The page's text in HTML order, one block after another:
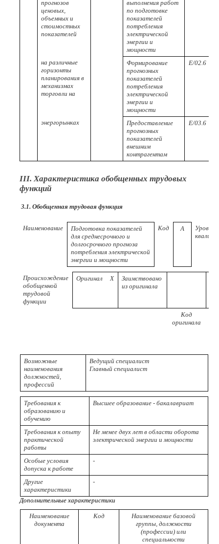
прогнозов
ценовых,
объемных и
стоимостных
показателей
выполнения работ
по подготовке
показателей
потребления
электрической
энергии и
мощности
на различные
горизонты
планирования в
механизмах
торговли на
Формирование
прогнозных
показателей
потребления
электрической
энергии и
мощности
E/02.6
энергорынках
Предоставление
прогнозных
показателей
внешним
контрагентам
E/03.6
III. Характеристика обобщенных трудовых
функций
3.1. Обобщенная трудовая функция
Наименование
Подготовка показателей
для среднесрочного и
долгосрочного прогноза
потребления электрической
энергии и мощности
Код A
Уровень
Происхождение
обобщенной
трудовой
функции
Оригинал X
Заимствовано
из оригинала
Код
оригинала
Возможные
наименования
должностей,
профессий
Ведущий специалист
Главный специалист
Требования к
образованию и
обучению
Высшее образование - бакалавриат
Требования к опыту
практической
работы
Не менее двух лет в области оборота
электрической энергии и мощности
Особые условия
допуска к работе
-
Другие
характеристики
-
Дополнительные характеристики
Наименование
документа
Код
Наименование базовой
группы, должности
(профессии) или
специальности